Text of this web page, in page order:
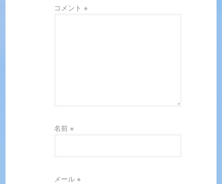
コメント ※
名前 ※
メール ※